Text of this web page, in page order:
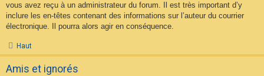
vous avez reçu à un administrateur du forum. Il est très important d’y
inclure les en-têtes contenant des informations sur l’auteur du courrier
électronique. Il pourra alors agir en conséquence.
Haut
Amis et ignorés